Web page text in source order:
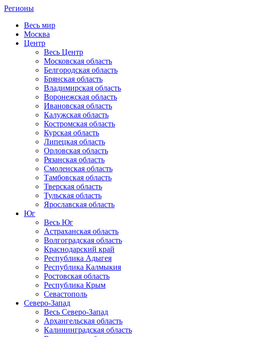
Регионы
Весь мир
Москва
Центр
Весь Центр
Московская область
Белгородская область
Брянская область
Владимирская область
Воронежская область
Ивановская область
Калужская область
Костромская область
Курская область
Липецкая область
Орловская область
Рязанская область
Смоленская область
Тамбовская область
Тверская область
Тульская область
Ярославская область
Юг
Весь Юг
Астраханская область
Волгоградская область
Краснодарский край
Республика Адыгея
Республика Калмыкия
Ростовская область
Республика Крым
Севастополь
Северо-Запад
Весь Северо-Запад
Архангельская область
Калининградская область